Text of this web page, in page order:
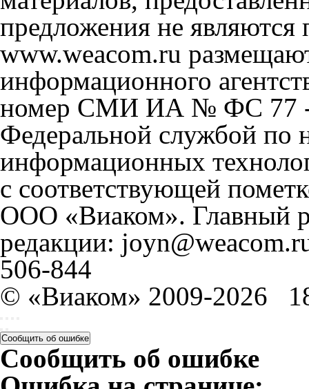
предложения не
www.weacom.ru
информационного
номер СМИ ИА № ФС 77 -
Федеральной службой по
информационных
с соответствующей
ООО «Виаком». Главный
редакции:
506-844
© «Виаком» 2009-2026
Сообщить об ошибке
Сообщить об ошибке